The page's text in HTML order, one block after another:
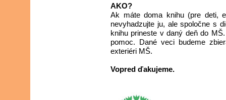
AKO?
Ak máte doma knihu (pre deti,
nevyhadzujte ju, ale spoločne s
knihu prineste v daný deň do
pomoc. Dané veci budeme
exteriéri MŠ.
Vopred ďakujeme.